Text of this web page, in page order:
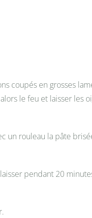
coupés en grosses
le feu et laisser
un rouleau la pâte
pendant 20